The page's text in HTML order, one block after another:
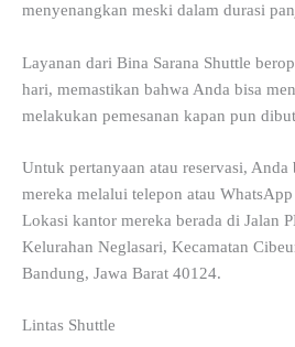
menyenangkan meski dalam durasi
Layanan dari Bina Sarana Shuttle
hari, memastikan bahwa Anda bisa
melakukan pemesanan kapan pun
Untuk pertanyaan atau reservasi, Anda
mereka melalui telepon atau
Lokasi kantor mereka berada di Jalan
Kelurahan Neglasari, Kecamatan
Bandung, Jawa Barat 40124.
Lintas Shuttle